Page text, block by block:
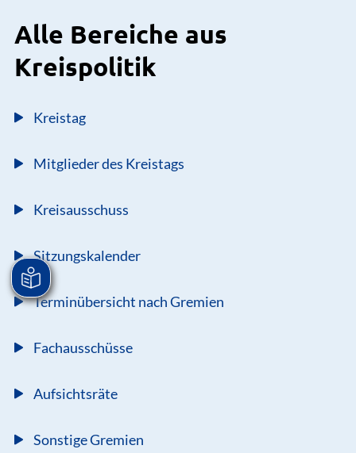
Alle Bereiche aus
Kreispolitik
Kreistag
Mitglieder des Kreistags
Kreisausschuss
Sitzungskalender
Terminübersicht nach Gremien
Fachausschüsse
Aufsichtsräte
Sonstige Gremien